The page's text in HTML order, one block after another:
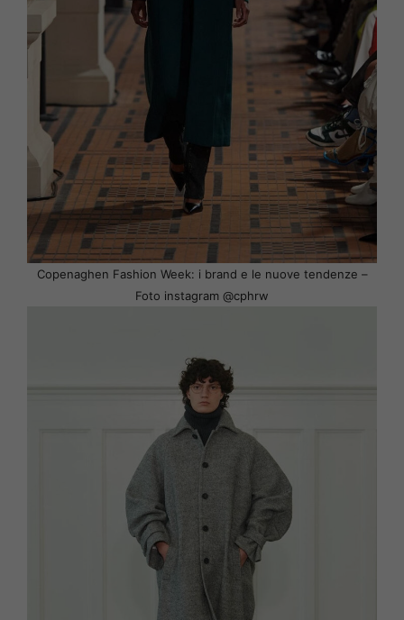
Copenaghen Fashion Week: i brand e le nuove tendenze –
Foto instagram @cphrw